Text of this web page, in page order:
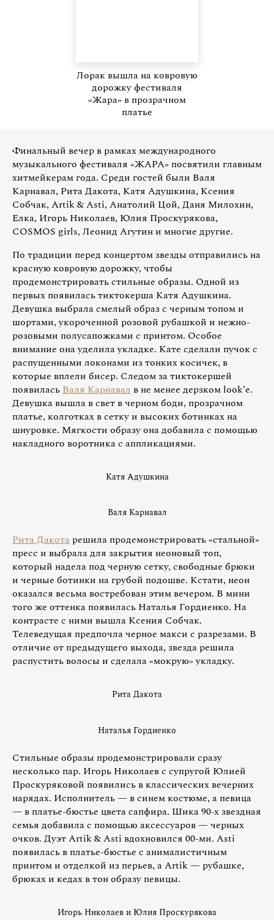
Лорак вышла на ковровую
дорожку фестиваля
«Жара» в прозрачном
платье
Финальный вечер в рамках международного
музыкального фестиваля «ЖАРА» посвятили главным
хитмейкерам года. Среди гостей были Валя
Карнавал, Рита Дакота, Катя Адушкина, Ксения
Собчак, Artik & Asti, Анатолий Цой, Даня Милохин,
Елка, Игорь Николаев, Юлия Проскурякова,
COSMOS girls, Леонид Агутин и многие другие.
По традиции перед концертом звезды отправились на
красную ковровую дорожку, чтобы
продемонстрировать стильные образы. Одной из
первых появилась тиктокерша Катя Адушкина.
Девушка выбрала смелый образ с черным топом и
шортами, укороченной розовой рубашкой и нежно-
розовыми полусапожками с принтом. Особое
внимание она уделила укладке. Кате сделали пучок с
распущенными локонами из тонких косичек, в
которые вплели бисер. Следом за тиктокершей
появилась Валя Карнавал в не менее дерзком look’е.
Девушка вышла в свет в черном боди, прозрачном
платье, колготках в сетку и высоких ботинках на
шнуровке. Мягкости образу она добавила с помощью
накладного воротника с аппликациями.
Катя Адушкина
Валя Карнавал
Рита Дакота решила продемонстрировать «стальной»
пресс и выбрала для закрытия неоновый топ,
который надела под черную сетку, свободные брюки
и черные ботинки на грубой подошве. Кстати, неон
оказался весьма востребован этим вечером. В мини
того же оттенка появилась Наталья Гордиенко. На
контрасте с ними вышла Ксения Собчак.
Телеведущая предпочла черное макси с разрезами. В
отличие от предыдущего выхода, звезда решила
распустить волосы и сделала «мокрую» укладку.
Рита Дакота
Наталья Гордиенко
Стильные образы продемонстрировали сразу
несколько пар. Игорь Николаев с супругой Юлией
Проскуряковой появились в классических вечерних
нарядах. Исполнитель — в синем костюме, а певица
— в платье-бюстье цвета сапфира. Шика 90-х звездная
семья добавила с помощью аксессуаров — черных
очков. Дуэт Artik & Asti вдохновился 00-ми. Asti
появилась в платье-бюстье с анималистичным
принтом и отделкой из перьев, а Artik — рубашке,
брюках и кедах в тон образу певицы.
Игорь Николаев и Юлия Проскурякова